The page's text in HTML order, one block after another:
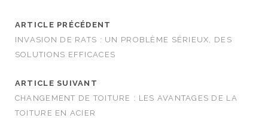
ARTICLE PRÉCÉDENT
INVASION DE RATS : UN PROBLÈME SÉRIEUX, DES
SOLUTIONS EFFICACES
ARTICLE SUIVANT
CHANGEMENT DE TOITURE : LES AVANTAGES DE LA
TOITURE EN ACIER